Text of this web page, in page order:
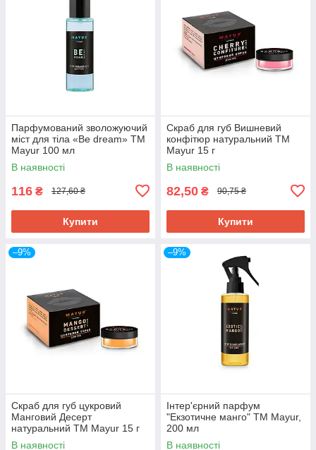
Парфумований зволожуючий
міст для тіла «Be dream» ТМ
Mayur 100 мл
В наявності
116 ₴ 127,60 ₴
Купити
Скраб для губ Вишневий
конфітюр натуральний ТМ
Mayur 15 г
В наявності
82,50 ₴ 90,75 ₴
Купити
–9%
Скраб для губ цукровий
Манговий Десерт
натуральний ТМ Mayur 15 г
В наявності
–9%
Інтер'єрний парфум
"Екзотичне манго" ТМ Mayur,
200 мл
В наявності